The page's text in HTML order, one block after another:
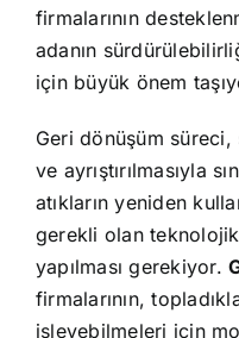
firmalarının
adanın
için büyük önem
Geri dönüşüm süreci,
ve ayrıştırılmasıyla
atıkların yeniden
gerekli olan teknolojik
yapılması gerekiyor.
firmalarının,
işleyebilmeleri için